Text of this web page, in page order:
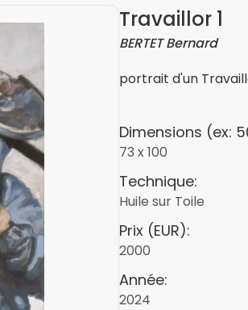
Travaillor 1
BERTET Bernard
portrait d'un
Dimensions (ex:
73 x 100
Technique:
Huile sur Toile
Prix (EUR):
2000
Année:
2024